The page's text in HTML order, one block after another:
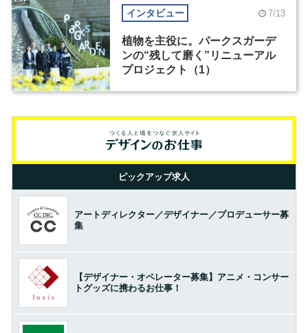
インタビュー 7/13
植物を主役に。パークスガーデ
ンの“残して磨く”リニューアル
プロジェクト（1）
ピックアップ求人
アートディレクター／デザイナー／プロデューサー募
集
【デザイナー・オペレーター募集】アニメ・コンサー
トグッズに携わるお仕事！